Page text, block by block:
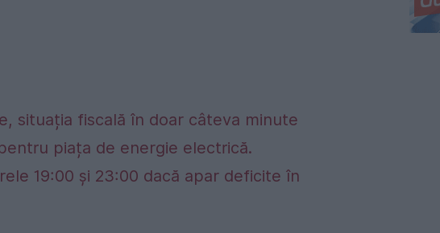
situația fiscală în doar câteva minute
piața de energie electrică.
19:00 și 23:00 dacă apar deficite în